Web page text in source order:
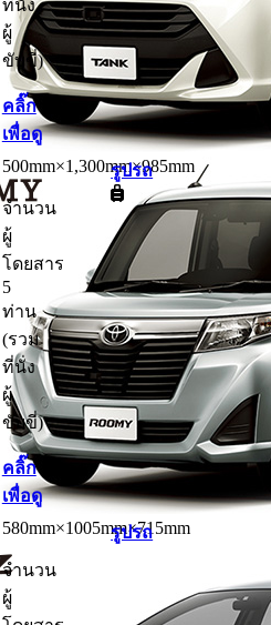
ที่นั่ง
ผู้
ขับขี่)
คลิ๊ก
เพื่อดู
500mm×1,300mm×985mm
จำนวน
ผู้
โดยสาร
5
ท่าน
(รวม
ที่นั่ง
ผู้
ขับขี่)
คลิ๊ก
เพื่อดู
รูปรถ
580mm×1005mm×715mm
จำนวน
ผู้
รูปรถ